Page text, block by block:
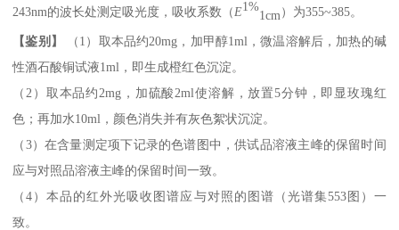
243nm的波长处测定吸光度，吸收系数（E1%
1cm ）为355~385。
【鉴别】
（1）取本品约20mg，加甲醇1ml，微温溶解后，加热的碱
性酒石酸铜试液1ml，即生成橙红色沉淀。
（2）取本品约2mg，加硫酸2ml使溶解，放置5分钟，即显玫瑰红
色；再加水10ml，颜色消失并有灰色絮状沉淀。
（3）在含量测定项下记录的色谱图中，供试品溶液主峰的保留时间
应与对照品溶液主峰的保留时间一致。
（4）本品的红外光吸收图谱应与对照的图谱（光谱集553图）一
致。